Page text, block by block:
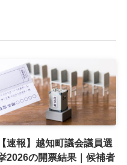
【速報】越知町議会議員選
2026の開票結果｜候補者